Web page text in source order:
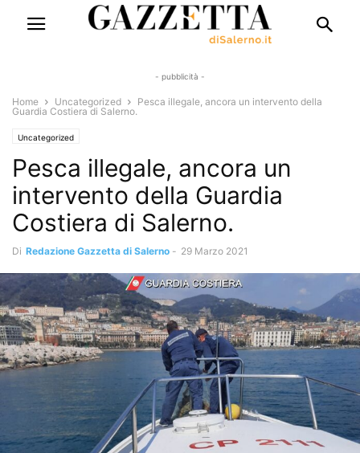
- pubblicità -
Home Uncategorized
Pesca illegale, ancora un intervento della
Guardia Costiera di Salerno.
Uncategorized
Pesca illegale, ancora un
intervento della Guardia
Costiera di Salerno.
Di Redazione Gazzetta di Salerno - 29 Marzo 2021